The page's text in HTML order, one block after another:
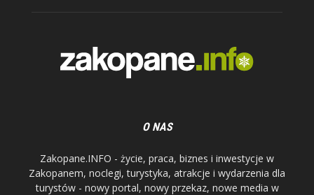
O NAS
Zakopane.INFO - życie, praca, biznes i inwestycje w
Zakopanem, noclegi, turystyka, atrakcje i wydarzenia dla
turystów - nowy portal, nowy przekaz, nowe media w